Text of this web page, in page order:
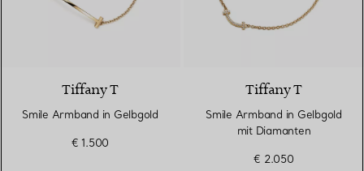
Tiffany T
Smile Armband in Gelbgold
€ 1.500
Tiffany T
Smile Armband in Gelbgold
mit Diamanten
€ 2.050